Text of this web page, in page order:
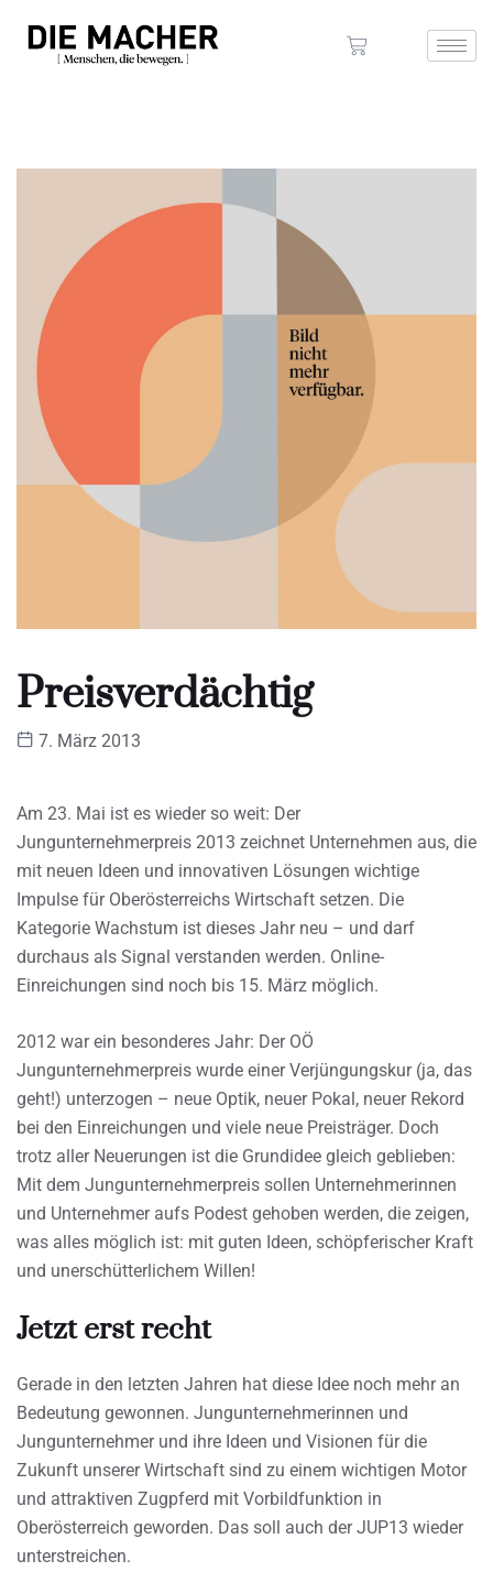
Preisverdächtig
7. März 2013
Am 23. Mai ist es wieder so weit: Der
Jungunternehmerpreis 2013 zeichnet Unternehmen aus, die
mit neuen Ideen und innovativen Lösungen wichtige
Impulse für Oberösterreichs Wirtschaft setzen. Die
Kategorie Wachstum ist dieses Jahr neu – und darf
durchaus als Signal verstanden werden. Online-
Einreichungen sind noch bis 15. März möglich.
2012 war ein besonderes Jahr: Der OÖ
Jungunternehmerpreis wurde einer Verjüngungskur (ja, das
geht!) unterzogen – neue Optik, neuer Pokal, neuer Rekord
bei den Einreichungen und viele neue Preisträger. Doch
trotz aller Neuerungen ist die Grundidee gleich geblieben:
Mit dem Jungunternehmerpreis sollen Unternehmerinnen
und Unternehmer aufs Podest gehoben werden, die zeigen,
was alles möglich ist: mit guten Ideen, schöpferischer Kraft
und unerschütterlichem Willen!
Jetzt erst recht
Gerade in den letzten Jahren hat diese Idee noch mehr an
Bedeutung gewonnen. Jungunternehmerinnen und
Jungunternehmer und ihre Ideen und Visionen für die
Zukunft unserer Wirtschaft sind zu einem wichtigen Motor
und attraktiven Zugpferd mit Vorbildfunktion in
Oberösterreich geworden. Das soll auch der JUP13 wieder
unterstreichen.